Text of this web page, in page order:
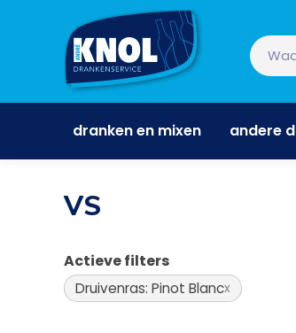
dranken en mixen andere
VS
Actieve filters
Druivenras: Pinot Blanc
dranken en mixen